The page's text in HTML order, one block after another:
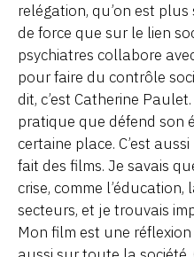
relégation, qu’on est
de force que sur le lien
psychiatres collabore
pour faire du contrôle
dit, c’est Catherine
pratique que défend son
certaine place. C’est
fait des films. Je savais
crise, comme l’éducation,
secteurs, et je trouvais
Mon film est une